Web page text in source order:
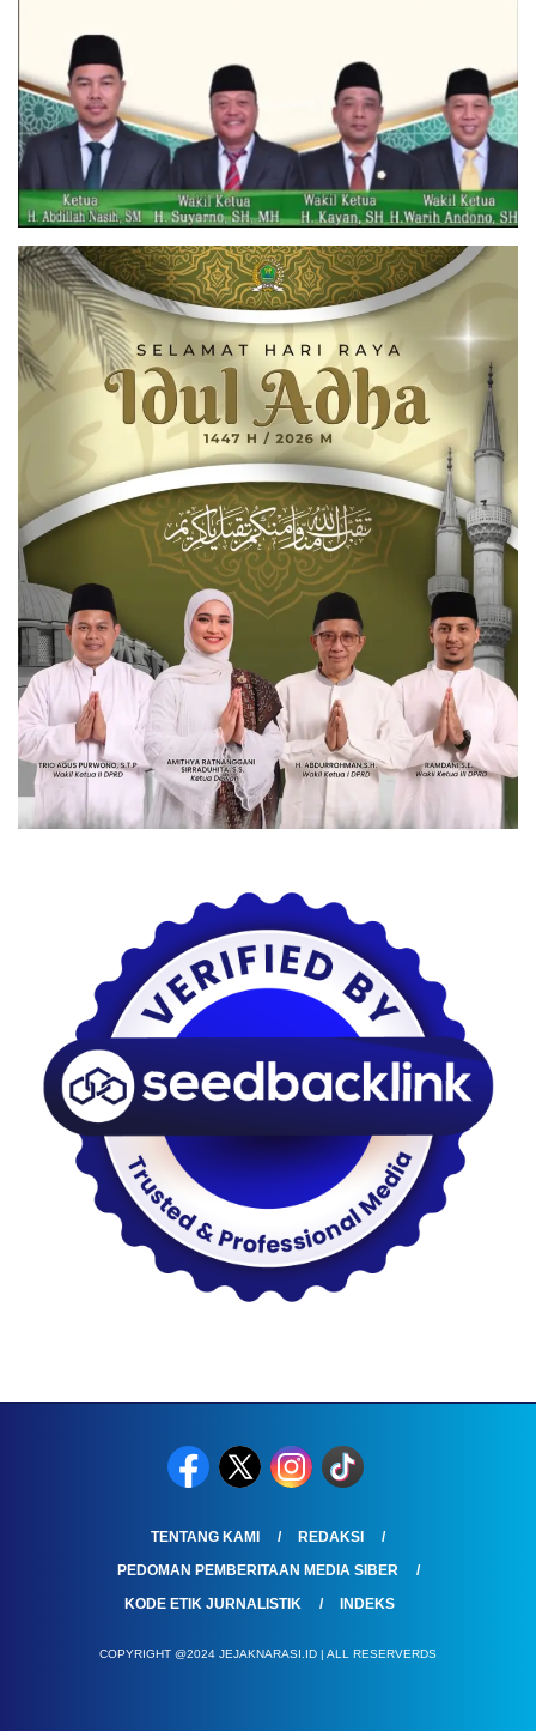
TENTANG KAMI
REDAKSI
PEDOMAN PEMBERITAAN MEDIA SIBER
KODE ETIK JURNALISTIK
INDEKS
COPYRIGHT @2024 JEJAKNARASI.ID | ALL RESERVERDS